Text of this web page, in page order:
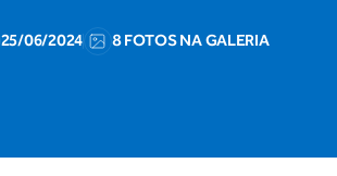
25/06/2024 8 FOTOS NA GALERIA